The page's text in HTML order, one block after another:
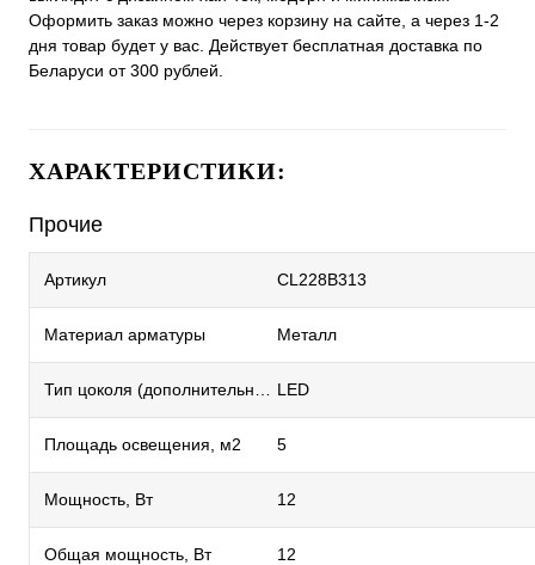
Оформить заказ можно через корзину на сайте, а через 1-2
дня товар будет у вас. Действует бесплатная доставка по
Беларуси от 300 рублей.
ХАРАКТЕРИСТИКИ:
Прочие
Артикул CL228B313
Материал арматуры Металл
LED
Площадь освещения, м2 5
Мощность, Вт 12
Общая мощность, Вт 12